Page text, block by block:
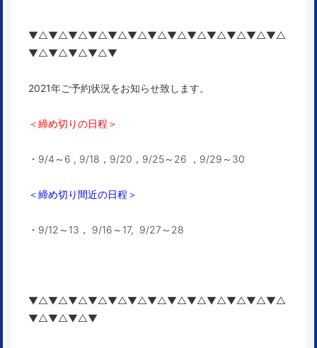
▼△▼△▼△▼△▼△▼△▼△▼△▼△▼△▼△▼△▼△
▼△▼△▼△▼△▼
2021年ご予約状況をお知らせ致します。
＜締め切りの日程＞
・9/4～6 , 9/18，9/20，9/25～26 ，9/29～30
＜締め切り間近の日程＞
・9/12～13， 9/16～17, 9/27～28
▼△▼△▼△▼△▼△▼△▼△▼△▼△▼△▼△▼△▼△
▼△▼△▼△▼